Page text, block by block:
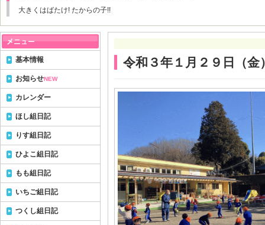
大きくはばたけ! たからの子!!
令和３年１月２９日（金
基本情報
お知らせNEW
カレンダー
ほし組日記
りす組日記
ひよこ組日記
もも組日記
いちご組日記
つくし組日記